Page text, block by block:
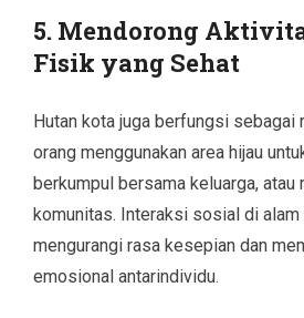
5. Mendorong
Fisik yang Sehat
Hutan kota juga berfungsi sebagai
orang menggunakan area hijau
berkumpul bersama keluarga, atau
komunitas. Interaksi sosial di
mengurangi rasa kesepian dan
emosional antarindividu.